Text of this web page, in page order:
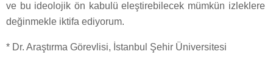
ve bu ideolojik ön kabulü eleştirebilecek mümkün izleklere
değinmekle iktifa ediyorum.
* Dr. Araştırma Görevlisi, İstanbul Şehir Üniversitesi